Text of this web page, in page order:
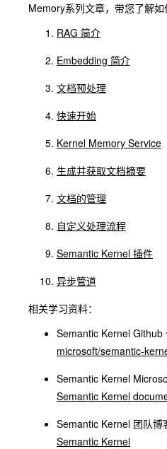
Memory系列文章，带您了解如
RAG 简介
Embedding 简介
文档预处理
快速开始
Kernel Memory Service
生成并获取文档摘要
文档的管理
自定义处理流程
Semantic Kernel 插件
异步管道
相关学习资料：
Semantic Kernel Github
microsoft/semantic-
Semantic Kernel
Semantic Kernel
Semantic Kernel 团队博
Semantic Kernel